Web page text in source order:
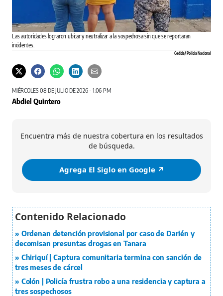
Las autoridades lograron ubicar y neutralizar a la sospechosa sin que se reportaran
incidentes.
Cedida/ Policía Nacional
MIÉRCOLES 08 DE JULIO DE 2026 - 1:06 PM
Abdiel Quintero
Encuentra más de nuestra cobertura en los resultados
de búsqueda.
Agrega El Siglo en Google ↗️
Ordenan detención provisional por caso de Darién y
decomisan presuntas drogas en Tanara
Chiriquí | Captura comunitaria termina con sanción de
tres meses de cárcel
Colón | Policía frustra robo a una residencia y captura a
tres sospechosos